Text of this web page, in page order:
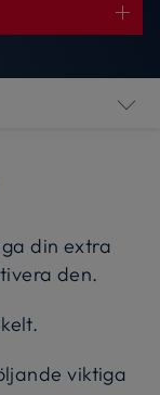
din extra
den.
viktiga